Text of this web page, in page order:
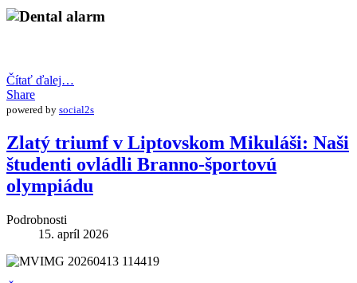
Čítať ďalej…
Share
powered by social2s
Zlatý triumf v Liptovskom Mikuláši: Naši
študenti ovládli Branno-športovú
olympiádu
Podrobnosti
15. apríl 2026